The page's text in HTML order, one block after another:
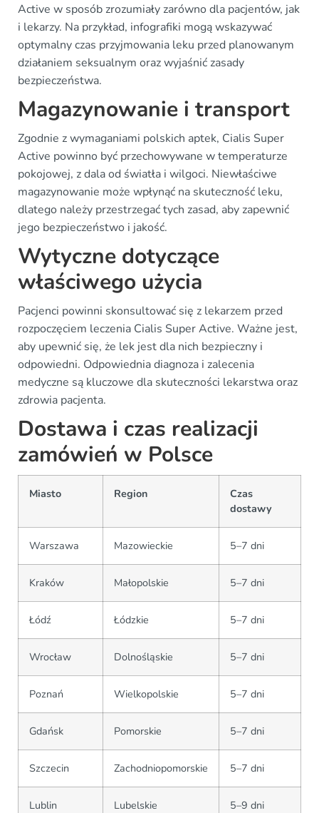
Active w sposób zrozumiały zarówno dla pacjentów, jak
i lekarzy. Na przykład, infografiki mogą wskazywać
optymalny czas przyjmowania leku przed planowanym
działaniem seksualnym oraz wyjaśnić zasady
bezpieczeństwa.
Magazynowanie i transport
Zgodnie z wymaganiami polskich aptek, Cialis Super
Active powinno być przechowywane w temperaturze
pokojowej, z dala od światła i wilgoci. Niewłaściwe
magazynowanie może wpłynąć na skuteczność leku,
dlatego należy przestrzegać tych zasad, aby zapewnić
jego bezpieczeństwo i jakość.
Wytyczne dotyczące
właściwego użycia
Pacjenci powinni skonsultować się z lekarzem przed
rozpoczęciem leczenia Cialis Super Active. Ważne jest,
aby upewnić się, że lek jest dla nich bezpieczny i
odpowiedni. Odpowiednia diagnoza i zalecenia
medyczne są kluczowe dla skuteczności lekarstwa oraz
zdrowia pacjenta.
Dostawa i czas realizacji
zamówień w Polsce
Miasto Region
Czas
dostawy
Warszawa Mazowieckie 5–7 dni
Kraków Małopolskie 5–7 dni
Łódź Łódzkie 5–7 dni
Wrocław Dolnośląskie 5–7 dni
Poznań Wielkopolskie 5–7 dni
Gdańsk Pomorskie 5–7 dni
Szczecin Zachodniopomorskie 5–7 dni
Lublin Lubelskie 5–9 dni